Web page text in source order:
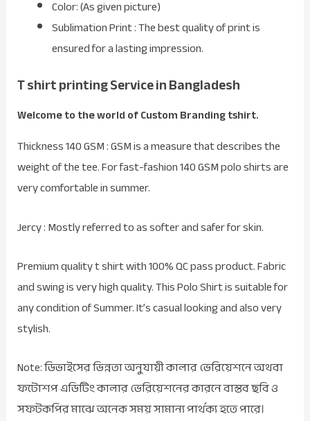
Color: (As given picture)
Sublimation Print : The best quality of print is
ensured for a lasting impression.
T shirt printing Service in Bangladesh
Welcome to the world of Custom Brandingtshirt.
Thickness 140 GSM : GSM is a measure that describes the
weight of the tee. For fast-fashion 140 GSM polo shirts are
very comfortable in summer.
Jercy : Mostly referred to as softer and safer for skin.
Premium quality t shirt with 100% QC pass product. Fabric
and swing is very high quality. This Polo Shirt is suitable for
any condition of Summer. It’s casual looking and also very
stylish.
Note: ডিভাইসের ভিন্নতা অনুযায়ী কালার ভেরিয়েশনে অথবা
ফটোশপ এডিটিং কালার ভেরিয়েশনের কারনে বাস্তব ছবি ও
সফটকপির মাঝে অনেক সময় সামান্য পার্থক্য হতে পারে।